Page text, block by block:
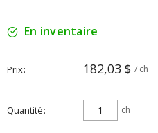
En inventaire
Prix 182,03 $ / ch
Quantité ch